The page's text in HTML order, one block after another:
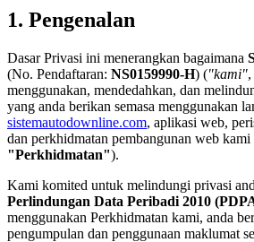
1. Pengenalan
Dasar Privasi ini menerangkan bagaimana
(No. Pendaftaran: NS0159990-H) ("kami",
menggunakan, mendedahkan, dan
yang anda berikan semasa menggunakan
sistemautodownline.com, aplikasi web,
dan perkhidmatan pembangunan web
"Perkhidmatan").
Kami komited untuk melindungi privasi
Perlindungan Data Peribadi 2010
menggunakan Perkhidmatan kami, anda
pengumpulan dan penggunaan maklumat